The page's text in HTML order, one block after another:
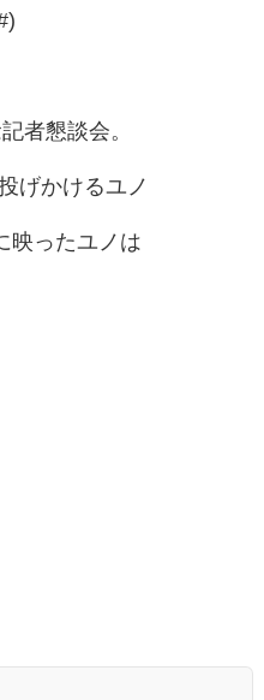
者懇談会。
げかけるユノ
映ったユノは